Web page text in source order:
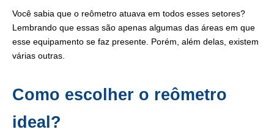
Você sabia que o reômetro atuava em todos esses setores?
Lembrando que essas são apenas algumas das áreas em que
esse equipamento se faz presente. Porém, além delas, existem
várias outras.
Como escolher o reômetro
ideal?